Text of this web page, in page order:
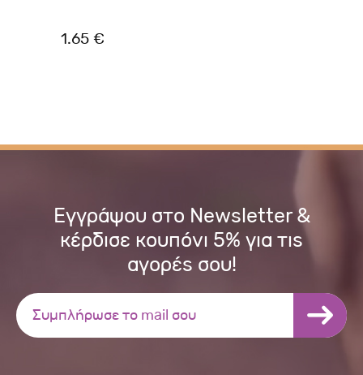
1.65 €
Εγγράψου στο Newsletter &
κέρδισε κουπόνι 5% για τις
αγορές σου!